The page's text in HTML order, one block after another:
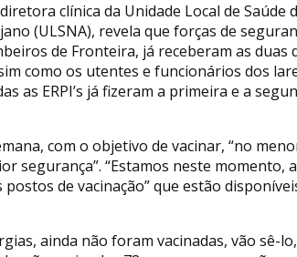
clínica da Unidade Local de Saúde
(ULSNA), revela que forças de
de Fronteira, já receberam as duas
como os utentes e funcionários dos
as ERPI’s já fizeram a primeira e a
com o objetivo de vacinar, “no
segurança”. “Estamos neste momento, a
de vacinação” que estão
ainda não foram vacinadas, vão sê-